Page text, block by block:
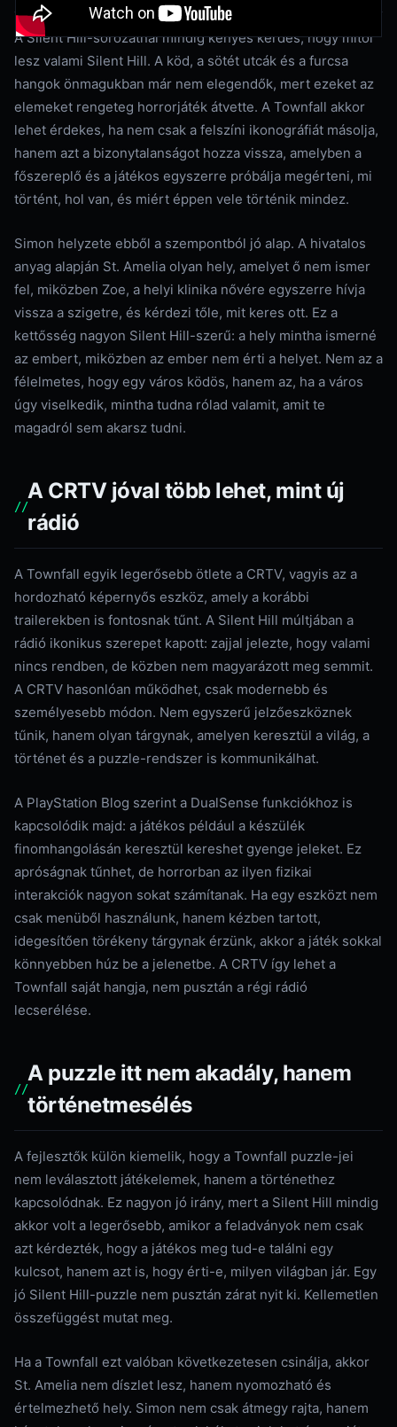
A Silent Hill-sorozatnál mindig kényes kérdés, hogy mitől
lesz valami Silent Hill. A köd, a sötét utcák és a furcsa
hangok önmagukban már nem elegendők, mert ezeket az
elemeket rengeteg horrorjáték átvette. A Townfall akkor
lehet érdekes, ha nem csak a felszíni ikonográfiát másolja,
hanem azt a bizonytalanságot hozza vissza, amelyben a
főszereplő és a játékos egyszerre próbálja megérteni, mi
történt, hol van, és miért éppen vele történik mindez.
Simon helyzete ebből a szempontból jó alap. A hivatalos
anyag alapján St. Amelia olyan hely, amelyet ő nem ismer
fel, miközben Zoe, a helyi klinika nővére egyszerre hívja
vissza a szigetre, és kérdezi tőle, mit keres ott. Ez a
kettősség nagyon Silent Hill-szerű: a hely mintha ismerné
az embert, miközben az ember nem érti a helyet. Nem az a
félelmetes, hogy egy város ködös, hanem az, ha a város
úgy viselkedik, mintha tudna rólad valamit, amit te
magadról sem akarsz tudni.
A CRTV jóval több lehet, mint új
rádió
A Townfall egyik legerősebb ötlete a CRTV, vagyis az a
hordozható képernyős eszköz, amely a korábbi
trailerekben is fontosnak tűnt. A Silent Hill múltjában a
rádió ikonikus szerepet kapott: zajjal jelezte, hogy valami
nincs rendben, de közben nem magyarázott meg semmit.
A CRTV hasonlóan működhet, csak modernebb és
személyesebb módon. Nem egyszerű jelzőeszköznek
tűnik, hanem olyan tárgynak, amelyen keresztül a világ, a
történet és a puzzle-rendszer is kommunikálhat.
A PlayStation Blog szerint a DualSense funkciókhoz is
kapcsolódik majd: a játékos például a készülék
finomhangolásán keresztül kereshet gyenge jeleket. Ez
apróságnak tűnhet, de horrorban az ilyen fizikai
interakciók nagyon sokat számítanak. Ha egy eszközt nem
csak menüből használunk, hanem kézben tartott,
idegesítően törékeny tárgynak érzünk, akkor a játék sokkal
könnyebben húz be a jelenetbe. A CRTV így lehet a
Townfall saját hangja, nem pusztán a régi rádió
lecserélése.
A puzzle itt nem akadály, hanem
történetmesélés
A fejlesztők külön kiemelik, hogy a Townfall puzzle-jei
nem leválasztott játékelemek, hanem a történethez
kapcsolódnak. Ez nagyon jó irány, mert a Silent Hill mindig
akkor volt a legerősebb, amikor a feladványok nem csak
azt kérdezték, hogy a játékos meg tud-e találni egy
kulcsot, hanem azt is, hogy érti-e, milyen világban jár. Egy
jó Silent Hill-puzzle nem pusztán zárat nyit ki. Kellemetlen
összefüggést mutat meg.
Ha a Townfall ezt valóban következetesen csinálja, akkor
St. Amelia nem díszlet lesz, hanem nyomozható és
értelmezhető hely. Simon nem csak átmegy rajta, hanem